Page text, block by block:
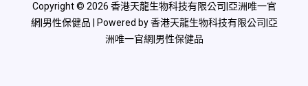
Copyright © 2026 香港天龍生物科技有限公司|亞洲唯一官
網|男性保健品 | Powered by 香港天龍生物科技有限公司|亞
洲唯一官網|男性保健品